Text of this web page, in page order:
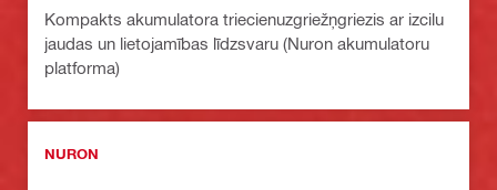
Kompakts akumulatora triecienuzgriežņgriezis ar izcilu
jaudas un lietojamības līdzsvaru (Nuron akumulatoru
platforma)
NURON